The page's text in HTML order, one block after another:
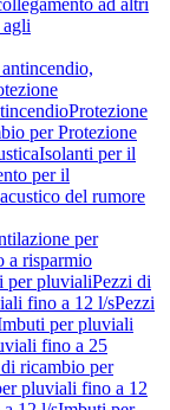
ad altri
Protezione
per Protezione
Isolanti per il
per il
del rumore
per
a risparmio
per pluvialiPezzi di
fino a 12 l/sPezzi
per pluviali
fino a 25
ricambio per
pluviali fino a 12